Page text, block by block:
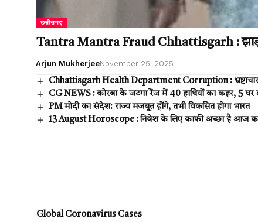
छत्तीसगढ़
Tantra Mantra Fraud Chhattisgarh :
Arjun MukherjeeNovember 25, 2025
Chhattisgarh Health Department Corruption : भ्रष्टाचार
CG NEWS : कोरबा के जटगा रेंज में 40 हाथियों का कहर, 5 घर
PM मोदी का संदेश: राज्य मजबूत होंगे, तभी विकसित होगा भारत
13 August Horoscope : निवेश के लिए काफी अच्छा है आज
Global Coronavirus Cases